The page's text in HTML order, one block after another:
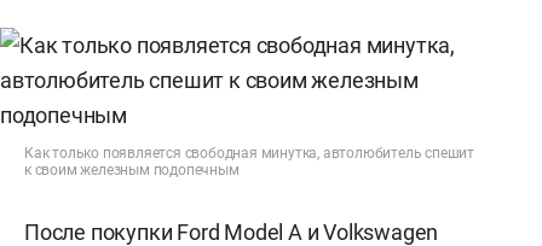
Как только появляется свободная минутка, автолюбитель спешит
к своим железным подопечным
После покупки Ford Model A и Volkswagen